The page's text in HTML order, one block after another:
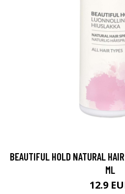
BEAUTIFUL HOLD NATURAL
ML
12.9